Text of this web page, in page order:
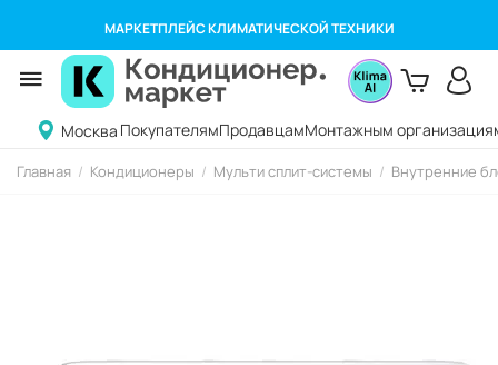
МАРКЕТПЛЕЙС КЛИМАТИЧЕСКОЙ ТЕХНИКИ
Москва ПокупателямПродавцамМонтажным
Главная / Кондиционеры / Мульти сплит-системы / Внутренние